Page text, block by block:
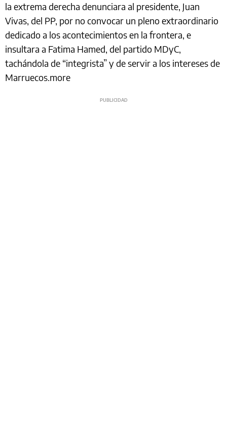
la extrema derecha denunciara al presidente, Juan
Vivas, del PP, por no convocar un pleno extraordinario
dedicado a los acontecimientos en la frontera, e
insultara a Fatima Hamed, del partido MDyC,
tachándola de “integrista” y de servir a los intereses de
Marruecos.more